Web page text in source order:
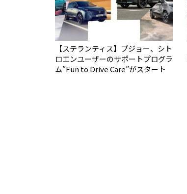
【ステランティス】プジョー、シト
ロエンユーザーのサポートプログラ
ム”Fun to Drive Care”がスタート